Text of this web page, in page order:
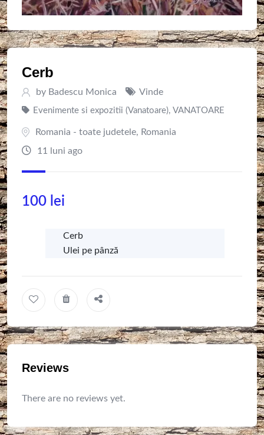
Cerb
by Badescu Monica Vinde
Evenimente si expozitii (Vanatoare), VANATOARE
Romania - toate judetele, Romania
11 luni ago
100 lei
Cerb
Ulei pe pânză
Reviews
There are no reviews yet.